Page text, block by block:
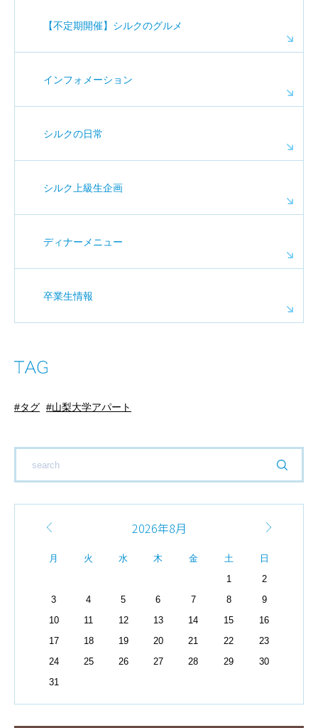
【不定期開催】シルクのグルメ
インフォメーション
シルクの日常
シルク上級生企画
ディナーメニュー
卒業生情報
タグ 山梨大学アパート
2026年8月
月 火 水 木 金 土
日
1
2
3
4 5 6 7 8
9
10
11 12 13 14 15
16
17
18 19 20 21 22
23
24
25 26 27 28 29
30
31